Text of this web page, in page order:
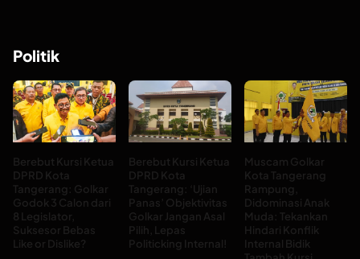
Politik
Berebut Kursi Ketua
DPRD Kota
Tangerang: Golkar
Godok 3 Calon dari
8 Legislator,
Suksesor Bebas
Like or Dislike?
Berebut Kursi Ketua
DPRD Kota
Tangerang: ‘Ujian
Panas’ Objektivitas
Golkar Jangan Asal
Pilih, Lepas
Politicking Internal!
Muscam Golkar
Kota Tangerang
Rampung,
Didominasi Anak
Muda: Tekankan
Hindari Konflik
Internal Bidik